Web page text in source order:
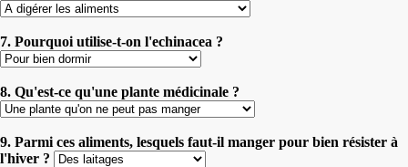
7. Pourquoi utilise-t-on l'echinacea ?
8. Qu'est-ce qu'une plante médicinale ?
9. Parmi ces aliments, lesquels faut-il manger pour bien résister à
l'hiver ?